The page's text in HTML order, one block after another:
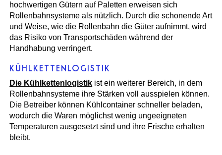
hochwertigen Gütern auf Paletten erweisen sich
Rollenbahnsysteme als nützlich. Durch die schonende Art
und Weise, wie die Rollenbahn die Güter aufnimmt, wird
das Risiko von Transportschäden während der
Handhabung verringert.
KÜHLKETTENLOGISTIK
Die Kühlkettenlogistik ist ein weiterer Bereich, in dem
Rollenbahnsysteme ihre Stärken voll ausspielen können.
Die Betreiber können Kühlcontainer schneller beladen,
wodurch die Waren möglichst wenig ungeeigneten
Temperaturen ausgesetzt sind und ihre Frische erhalten
bleibt.